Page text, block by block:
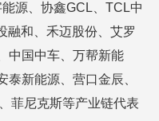
源、协鑫GCL、TCL中
融和、禾迈股份、艾罗
中国中车、万帮新能
新能源、营口金辰、
菲尼克斯等产业链代表